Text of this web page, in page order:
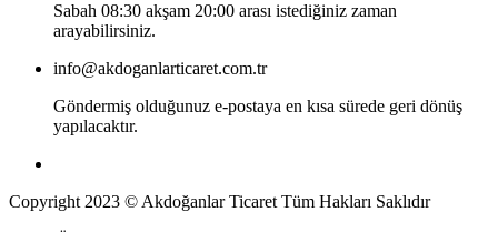
Sabah 08:30 akşam 20:00 arası istediğiniz zaman
arayabilirsiniz.
info@akdoganlarticaret.com.tr
Göndermiş olduğunuz e-postaya en kısa sürede geri dönüş
yapılacaktır.
Copyright 2023 © Akdoğanlar Ticaret Tüm Hakları Saklıdır